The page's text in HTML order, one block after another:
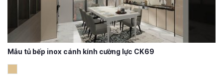
Mẫu tủ bếp inox cánh kính cường lực CK69